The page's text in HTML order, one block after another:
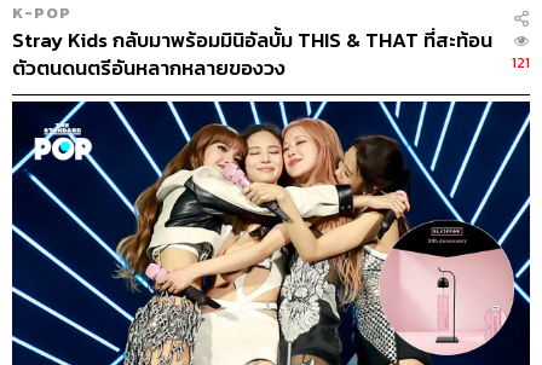
K-POP
Stray Kids กลับมาพร้อมมินิอัลบั้ม THIS & THAT ที่สะท้อน
ตัวตนดนตรีอันหลากหลายของวง
121